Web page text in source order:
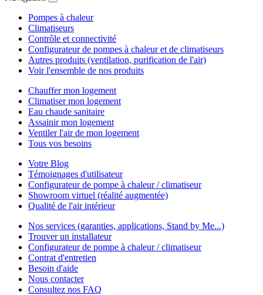
Pompes à chaleur
Climatiseurs
Contrôle et connectivité
Configurateur de pompes à chaleur et de climatiseurs
Autres produits (ventilation, purification de l'air)
Voir l'ensemble de nos produits
Chauffer mon logement
Climatiser mon logement
Eau chaude sanitaire
Assainir mon logement
Ventiler l'air de mon logement
Tous vos besoins
Votre Blog
Témoignages d'utilisateur
Configurateur de pompe à chaleur / climatiseur
Showroom virtuel (réalité augmentée)
Qualité de l'air intérieur
Nos services (garanties, applications, Stand by Me...)
Trouver un installateur
Configurateur de pompe à chaleur / climatiseur
Contrat d'entretien
Besoin d'aide
Nous contacter
Consultez nos FAQ